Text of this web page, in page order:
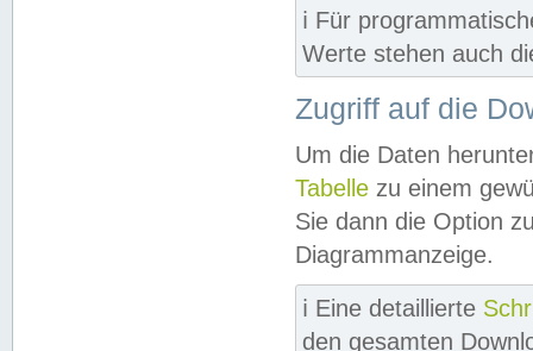
ℹ️ Für
Werte stehen auch
Zugriff auf die
Um die Daten
Tabelle zu einem
Sie dann die Option
Diagrammanzeige.
ℹ️ Eine detaillierte
den gesamten